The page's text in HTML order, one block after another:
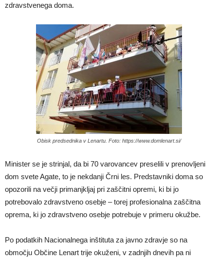
zdravstvenega doma.
Obisk predsednika v Lenartu. Foto: https://www.domlenart.si/
Minister se je strinjal, da bi 70 varovancev preselili v prenovljeni
dom svete Agate, to je nekdanji Črni les. Predstavniki doma so
opozorili na večji primanjkljaj pri zaščitni opremi, ki bi jo
potrebovalo zdravstveno osebje – torej profesionalna zaščitna
oprema, ki jo zdravstveno osebje potrebuje v primeru okužbe.
Po podatkih Nacionalnega inštituta za javno zdravje so na
območju Občine Lenart trije okuženi, v zadnjih dnevih pa ni